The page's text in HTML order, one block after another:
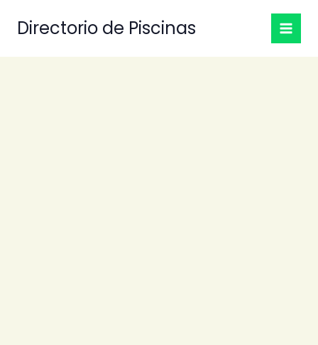
Directorio de Piscinas